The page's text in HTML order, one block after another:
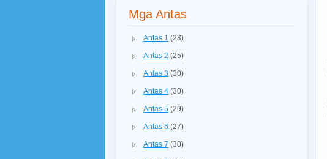
Mga Antas
Antas 1 (23)
Antas 2 (25)
Antas 3 (30)
Antas 4 (30)
Antas 5 (29)
Antas 6 (27)
Antas 7 (30)